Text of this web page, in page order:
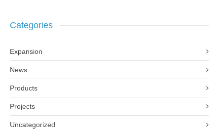
Categories
Expansion
News
Products
Projects
Uncategorized